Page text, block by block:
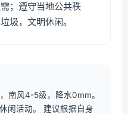
；遵守当地公共秩
圾，文明休闲。
南风4-5级，降水0mm。
闲活动。 建议根据自身